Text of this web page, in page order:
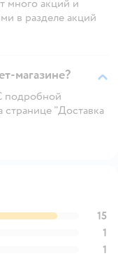
много акций и
в разделе акций
магазине?
подробной
"Доставка
15
1
1